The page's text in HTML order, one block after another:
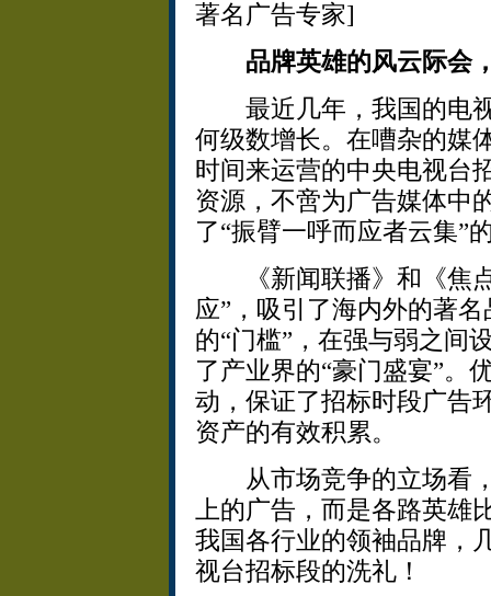
著名广告专家]
品牌英雄的风云际会
最近几年，我国的电视
何级数增长。在嘈杂的媒
时间来运营的中央电视台
资源，不啻为广告媒体中
了“振臂一呼而应者云集”
《新闻联播》和《焦点
应”，吸引了海内外的著
的“门槛”，在强与弱之间
了产业界的“豪门盛宴”。
动，保证了招标时段广告
资产的有效积累。
从市场竞争的立场看，
上的广告，而是各路英雄
我国各行业的领袖品牌，
视台招标段的洗礼！